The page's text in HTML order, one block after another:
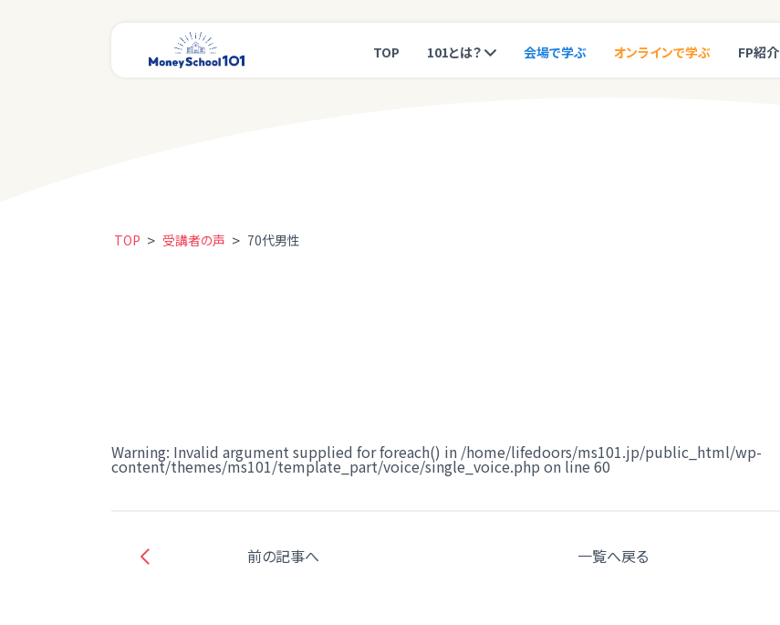
TOP 101とは？ 会場で学ぶ オンラインで学ぶ FP紹介
TOP > 受講者の声 > 70代男性
Warning: Invalid argument supplied for foreach() in /home/lifedoors/ms101.jp/public_html/wp-
content/themes/ms101/template_part/voice/single_voice.php on line 60
前の記事へ 一覧へ戻る